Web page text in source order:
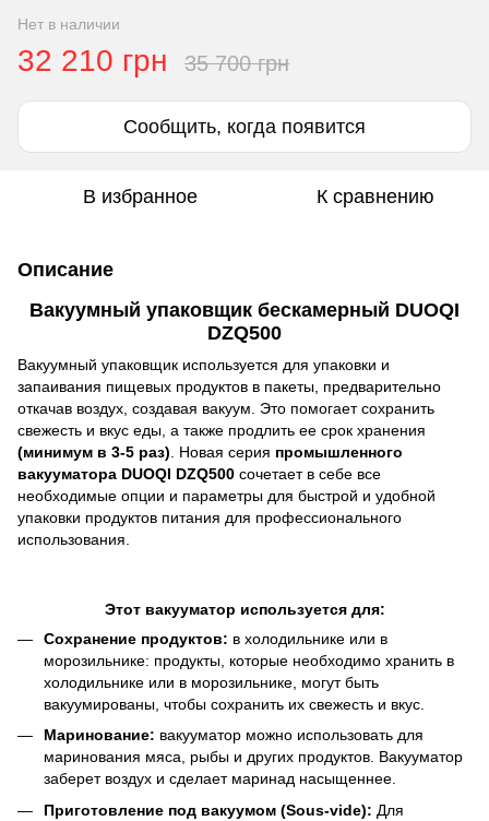
Нет в наличии
32 210 грн 35 700 грн
Сообщить, когда появится
В избранное К сравнению
Описание
Вакуумный упаковщик бескамерный DUOQI
DZQ500
Вакуумный упаковщик используется для упаковки и
запаивания пищевых продуктов в пакеты, предварительно
откачав воздух, создавая вакуум. Это помогает сохранить
свежесть и вкус еды, а также продлить ее срок хранения
(минимум в 3-5 раз) . Новая серия промышленного
вакууматора DUOQI DZQ500 сочетает в себе все
необходимые опции и параметры для быстрой и удобной
упаковки продуктов питания для профессионального
использования.
Этот вакууматор используется для:
Сохранение продуктов: в холодильнике или в
морозильнике: продукты, которые необходимо хранить в
холодильнике или в морозильнике, могут быть
вакуумированы, чтобы сохранить их свежесть и вкус.
Маринование: вакууматор можно использовать для
маринования мяса, рыбы и других продуктов. Вакууматор
заберет воздух и сделает маринад насыщеннее.
Приготовление под вакуумом (Sous-vide): Для